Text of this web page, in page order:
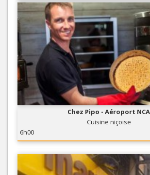
Chez Pipo - Aéroport NCA
Cuisine niçoise
6h00